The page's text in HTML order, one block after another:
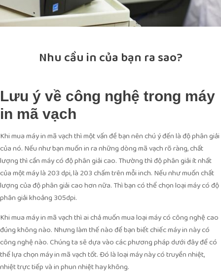
Nhu cầu in của bạn ra sao?
Lưu ý về công nghệ trong máy
in mã vạch
Khi mua máy in mã vạch thì một vấn đề bạn nên chú ý đến là độ phân giải
của nó. Nếu như bạn muốn in ra những dòng mã vạch rõ ràng, chất
lượng thì cần máy có độ phân giải cao. Thường thì độ phân giải ít nhất
của một máy là 203 dpi, là 203 chấm trên mỗi inch. Nếu như muốn chất
lượng của độ phân giải cao hơn nữa. Thì bạn có thể chọn loại máy có độ
phân giải khoảng 305dpi.
Khi mua máy in mã vạch thì ai chả muốn mua loại máy có công nghệ cao
đúng không nào. Nhưng làm thế nào để bạn biết chiếc máy in này có
công nghệ nào. Chúng ta sẽ dựa vào các phương pháp dưới đây để có
thể lựa chọn máy in mã vạch tốt. Đó là loại máy này có truyền nhiệt,
nhiệt trực tiếp và in phun nhiệt hay không.